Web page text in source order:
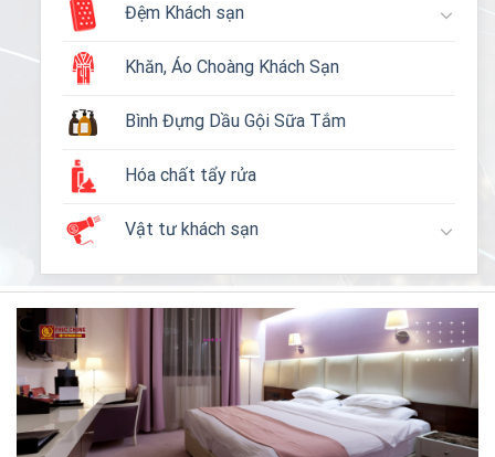
Đệm Khách sạn
Khăn, Áo Choàng Khách Sạn
Bình Đựng Dầu Gội Sữa Tắm
Hóa chất tẩy rửa
Vật tư khách sạn